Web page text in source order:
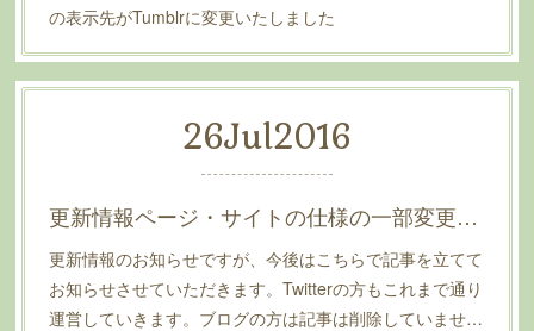
の表示先がTumblrに変更いたしました
26Jul2016
更新情報ページ・サイトの仕様の一部変更のお知らせ
更新情報のお知らせですが、今後はこちらで記事を立てて
お知らせさせていただきます。Twitterの方もこれまで通り
運営していきます。ブログの方は記事は削除していませ…